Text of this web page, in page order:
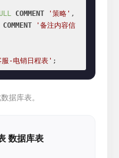
COMMENT '策略' ,
COMMENT
'备注内容信
服-电销日程表' ;
据库表。
数据库表